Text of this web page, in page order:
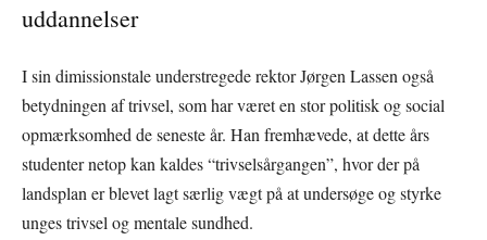
uddannelser
I sin dimissionstale understregede rektor Jørgen Lassen også
betydningen af trivsel, som har været en stor politisk og social
opmærksomhed de seneste år. Han fremhævede, at dette års
studenter netop kan kaldes “trivselsårgangen”, hvor der på
landsplan er blevet lagt særlig vægt på at undersøge og styrke
unges trivsel og mentale sundhed.